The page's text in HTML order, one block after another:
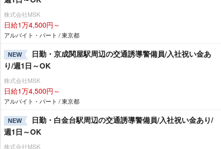
株式会社MSK
日給1万4,500円～
アルバイト・パート / 東京都
NEW
日勤・京成関屋駅周辺の交通誘導警備員/入社祝い金あ
り/週1日～OK
株式会社MSK
日給1万4,500円～
アルバイト・パート / 東京都
NEW
日勤・白金台駅周辺の交通誘導警備員/入社祝い金あり/
週1日～OK
株式会社MSK